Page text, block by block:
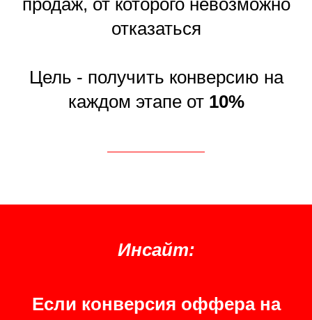
продаж, от которого невозможно
отказаться
Цель - получить конверсию на
каждом этапе от 10%
Инсайт:
Если конверсия оффера на